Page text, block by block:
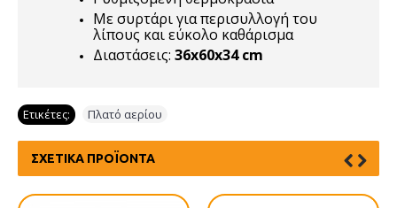
Με συρτάρι για περισυλλογή του
λίπους και εύκολο καθάρισμα
Διαστάσεις: 36x60x34 cm
Ετικέτες: Πλατό αερίου
ΣΧΕΤΙΚΆ ΠΡΟΪΌΝΤΑ